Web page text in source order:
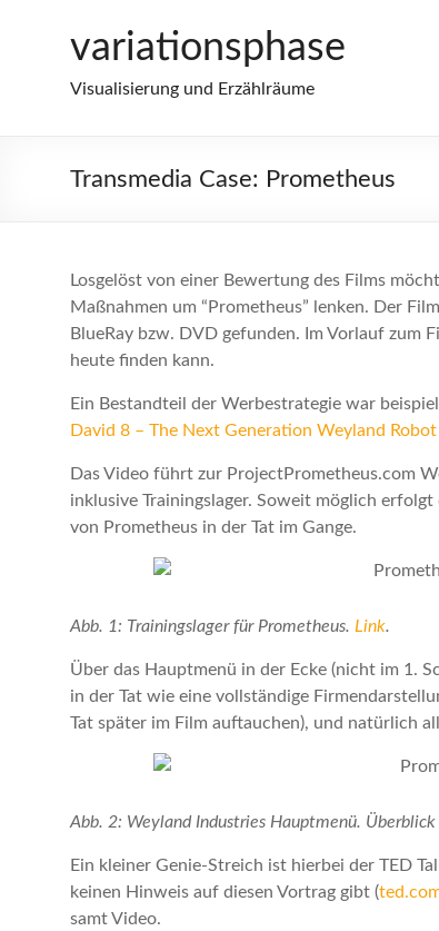
variationsphase
Visualisierung und Erzählräume
Transmedia Case: Prometheus
Losgelöst von einer Bewertung des Films
Maßnahmen um “Prometheus” lenken. Der
BlueRay bzw. DVD gefunden. Im Vorlauf zum
heute finden kann.
Ein Bestandteil der Werbestrategie war
David 8 – The Next Generation Weyland Robot
Das Video führt zur ProjectPrometheus.com
inklusive Trainingslager. Soweit möglich
von Prometheus in der Tat im Gange.
Abb. 1: Trainingslager für Prometheus. Link.
Über das Hauptmenü in der Ecke (nicht im 1.
in der Tat wie eine vollständige
Tat später im Film auftauchen), und natürlich
Abb. 2: Weyland Industries Hauptmenü.
Ein kleiner Genie-Streich ist hierbei der TED
keinen Hinweis auf diesen Vortrag gibt (
samt Video.